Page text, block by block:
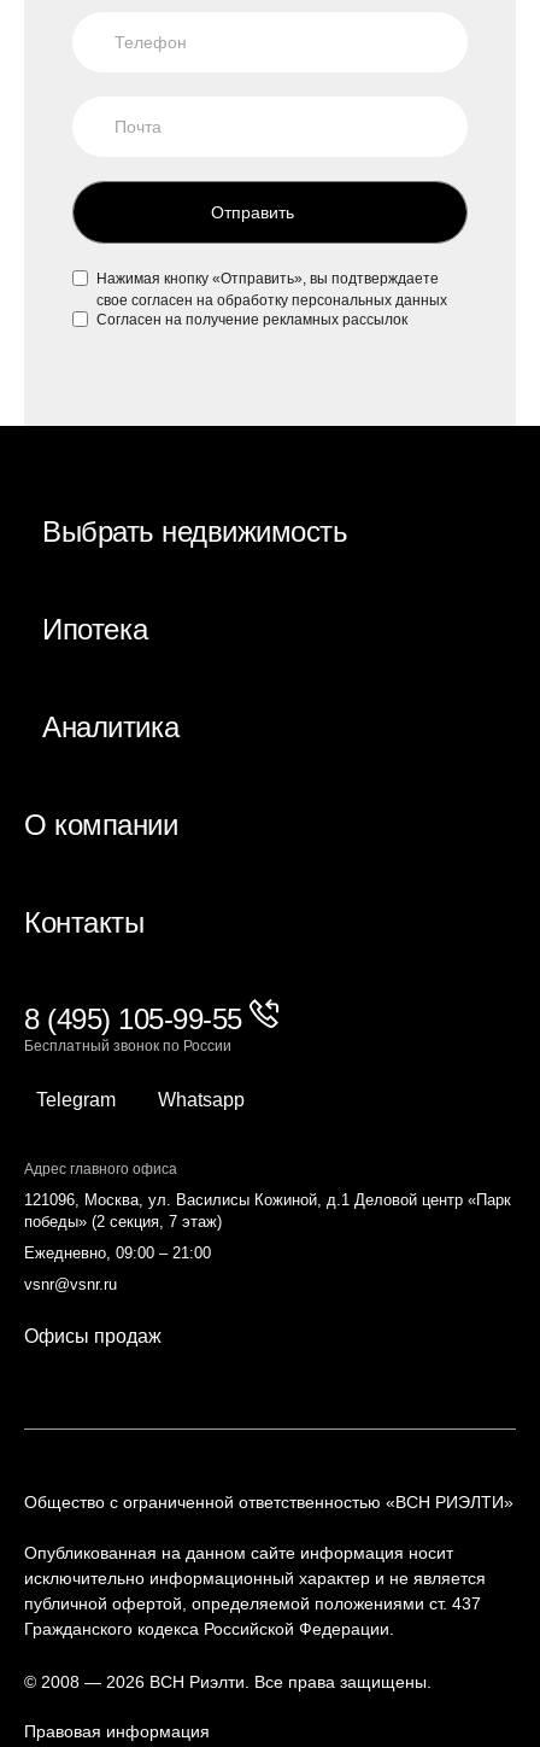
Отправить
Нажимая кнопку «Отправить», вы подтверждаете
свое согласен на обработку персональных данных
Согласен на получение рекламных рассылок
Выбрать недвижимость
Ипотека
Аналитика
О компании
Контакты
8 (495) 105-99-55
Бесплатный звонок по России
Telegram Whatsapp
Адрес главного офиса
121096, Москва, ул. Василисы Кожиной, д.1 Деловой центр «Парк
победы» (2 секция, 7 этаж)
Ежедневно, 09:00 – 21:00
vsnr@vsnr.ru
Офисы продаж
Общество с ограниченной ответственностью «ВСН РИЭЛТИ»
Опубликованная на данном сайте информация носит
исключительно информационный характер и не является
публичной офертой, определяемой положениями ст. 437
Гражданского кодекса Российской Федерации.
© 2008 — 2026 ВСН Риэлти. Все права защищены.
Правовая информация